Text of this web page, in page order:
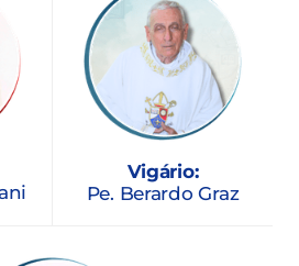
Vigário:
Pe. Berardo Graz